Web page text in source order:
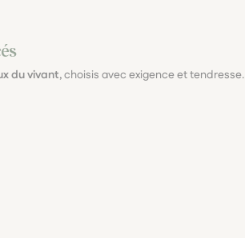
du vivant, choisis avec exigence et tendresse.